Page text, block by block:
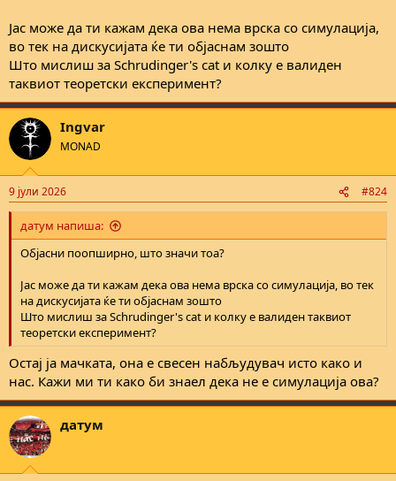
Јас може да ти кажам дека ова нема врска со симулација,
во тек на дискусијата ќе ти објаснам зошто
Што мислиш за Schrudinger's cat и колку е валиден
таквиот теоретски експеримент?
Ingvar
MONAD
9 јули 2026 #824
датум напиша:
Објасни поопширно, што значи тоа?
Јас може да ти кажам дека ова нема врска со симулација, во тек
на дискусијата ќе ти објаснам зошто
Што мислиш за Schrudinger's cat и колку е валиден таквиот
теоретски експеримент?
Остај ја мачката, она е свесен набљудувач исто како и
нас. Кажи ми ти како би знаел дека не е симулација ова?
датум